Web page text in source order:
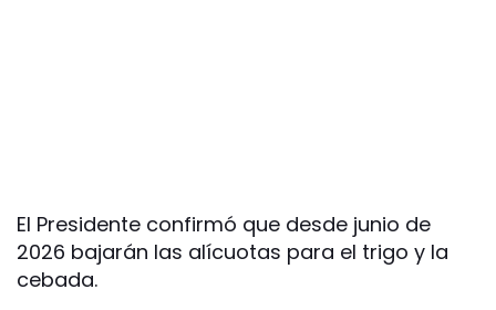
El Presidente confirmó que desde junio de
2026 bajarán las alícuotas para el trigo y la
cebada.